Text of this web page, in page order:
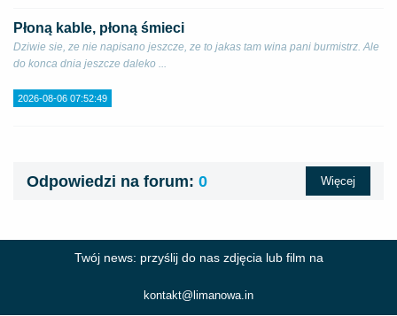
Płoną kable, płoną śmieci
Dziwie sie, ze nie napisano jeszcze, ze to jakas tam wina pani burmistrz. Ale
do konca dnia jeszcze daleko ...
2026-08-06 07:52:49
Odpowiedzi na forum: 0 Więcej
Twój news: przyślij do nas zdjęcia lub film na
kontakt@limanowa.in